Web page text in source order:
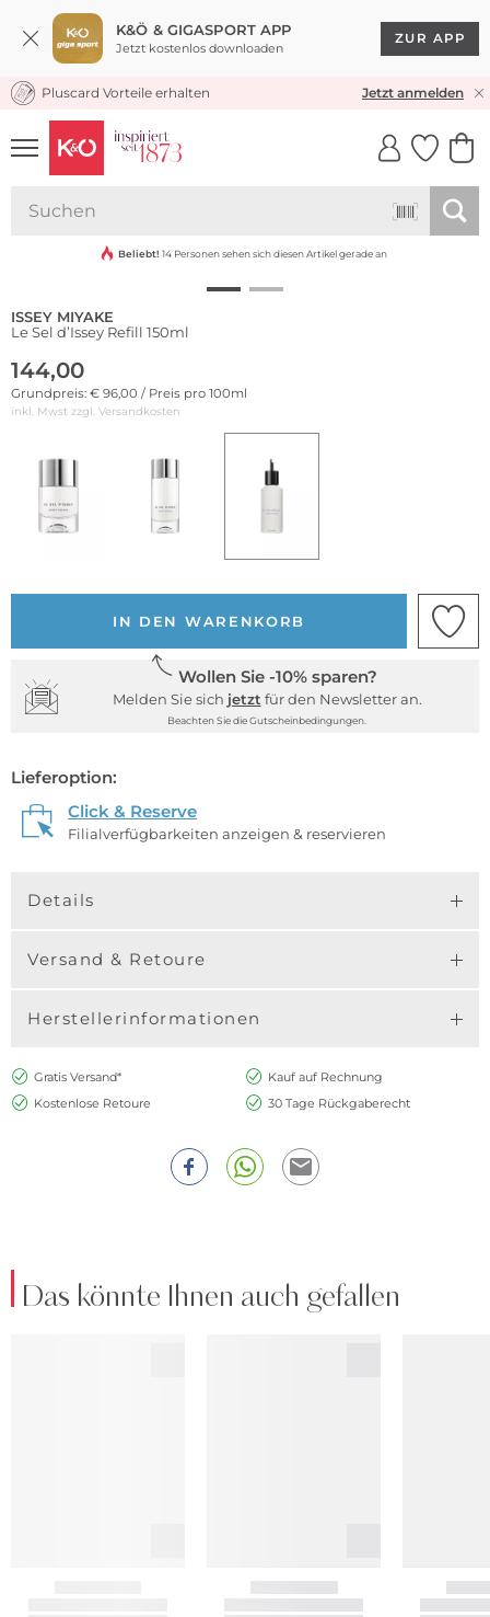
K&Ö & GIGASPORT APP
Jetzt kostenlos downloaden
ZUR APP
KOSTENLOSER VERSAND* & RÜCKVERSAND
Pluscard Vorteile erhalten Jetzt anmelden
UNSERE APP
CLICK &
Beliebt! 14 Personen sehen sich diesen Artikel gerade an
ISSEY MIYAKE
Le Sel d’Issey Refill 150ml
144,00
Grundpreis: € 96,00 / Preis pro 100ml
inkl. Mwst zzgl. Versandkosten
IN DEN WARENKORB
Wollen Sie -10% sparen?
Melden Sie sich jetzt für den Newsletter an.
Beachten Sie die Gutscheinbedingungen.
Lieferoption:
Click & Reserve
Filialverfügbarkeiten anzeigen & reservieren
Details
Versand & Retoure
Herstellerinformationen
Gratis Versand*
Kauf auf Rechnung
Kostenlose Retoure
30 Tage Rückgaberecht
Das könnte Ihnen auch gefallen